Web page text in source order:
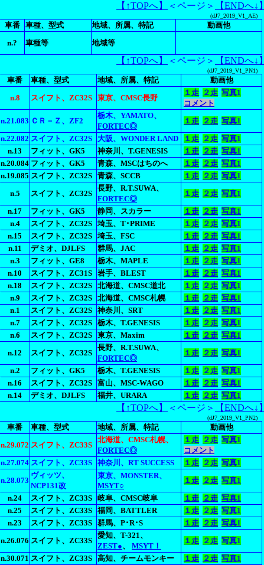
【↑TOPへ】 ＜ページ＞ 【ENDへ↓】
(dJ7_2019_V1_AE)
車番 車種、型式 地域、所属、特記
動画他
n.? 車種等 地域等
【↑TOPへ】 ＜ページ＞ 【ENDへ↓】
(dJ7_2019_V1_PN1)
車番 車種、型式 地域、所属、特記
動画他
n.8 スイフト、ZC32S 東京、CMSC長野
１走 ２走 写真1
コメント
n.21.083 ＣＲ－Ｚ、ZF2
栃木、YAMATO、
FORTEC◎
１走 ２走 写真1
n.22.082 スイフト、ZC32S 大阪、WONDER LAND １走 ２走 写真1
n.13 フィット、GK5 神奈川、T.GENESIS １走 ２走 写真1
n.20.084 フィット、GK5 青森、MSCはちのへ １走 ２走 写真1
n.19.085 スイフト、ZC32S 青森、SCCB １走 ２走 写真1
n.5 スイフト、ZC32S
長野、R.T.SUWA、
FORTEC◎
１走 ２走 写真1
n.17 フィット、GK5 静岡、スカラー １走 ２走 写真1
n.4 スイフト、ZC32S 埼玉、T･PRIME １走 ２走 写真1
n.15 スイフト、ZC32S 埼玉、FSC １走 ２走 写真1
n.11 デミオ、DJLFS 群馬、JAC １走 ２走 写真1
n.3 フィット、GE8 栃木、MAPLE １走 ２走 写真1
n.10 スイフト、ZC31S 岩手、BLEST １走 ２走 写真1
n.18 スイフト、ZC32S 北海道、CMSC道北 １走 ２走 写真1
n.9 スイフト、ZC32S 北海道、CMSC札幌 １走 ２走 写真1
n.1 スイフト、ZC32S 神奈川、SRT １走 ２走 写真1
n.7 スイフト、ZC32S 栃木、T.GENESIS １走 ２走 写真1
n.6 スイフト、ZC32S 東京、Maxim １走 ２走 写真1
n.12 スイフト、ZC32S
長野、R.T.SUWA、
FORTEC◎
１走 ２走 写真1
n.2 フィット、GK5 栃木、T.GENESIS １走 ２走 写真1
n.16 スイフト、ZC32S 富山、MSC-WAGO １走 ２走 写真1
n.14 デミオ、DJLFS 福井、URARA １走 ２走 写真1
【↑TOPへ】 ＜ページ＞ 【ENDへ↓】
(dJ7_2019_V1_PN2)
車番 車種、型式 地域、所属、特記
動画他
n.29.072 スイフト、ZC33S
北海道、CMSC札幌、
FORTEC◎
１走 ２走 写真1
コメント
n.27.074 スイフト、ZC33S 神奈川、RT SUCCESS １走 ２走 写真1
n.28.073
ヴィッツ、
NCP131改
東京、MONSTER、
MSYT○
１走 ２走 写真1
n.24 スイフト、ZC33S 岐阜、CMSC岐阜 １走 ２走 写真1
n.25 スイフト、ZC33S 福岡、BATTLER １走 ２走 写真1
n.23 スイフト、ZC33S 群馬、P･R･S １走 ２走 写真1
n.26.076 スイフト、ZC33S
愛知、T-321、
ZEST●、 MSYT！
１走 ２走 写真1
n.30.071 スイフト、ZC33S 高知、チームモンキー １走 ２走 写真1